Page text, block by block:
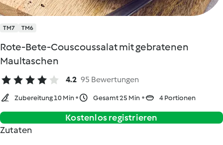
TM7 TM6
Rote-Bete-Couscoussalat mit gebratenen
Maultaschen
4.2 95 Bewertungen
Zubereitung 10 Min Gesamt 25 Min 4 Portionen
Kostenlos registrieren
Zutaten